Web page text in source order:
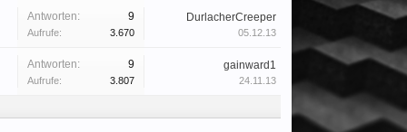
Antworten: 9
Aufrufe: 3.670
DurlacherCreeper
05.12.13
Antworten: 9
Aufrufe: 3.807
gainward1
24.11.13